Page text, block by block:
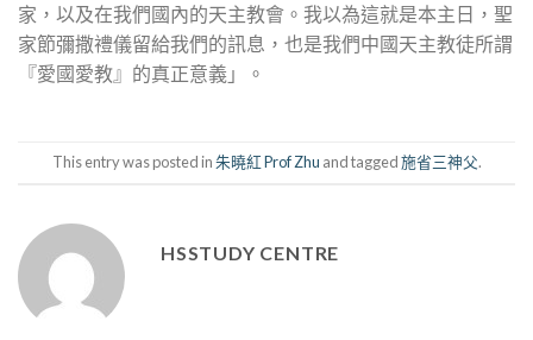
家，以及在我們國內的天主教會。我以為這就是本主日，聖
家節彌撒禮儀留給我們的訊息，也是我們中國天主教徒所謂
『愛國愛教』的真正意義」。
This entry was posted in朱曉紅 Prof Zhu and tagged施省三神父.
HSSTUDY CENTRE